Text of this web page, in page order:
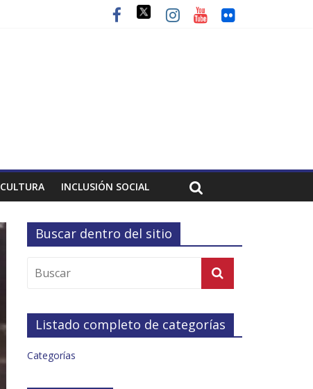
CULTURA INCLUSIÓN SOCIAL
Buscar dentro del sitio
Listado completo de categorías
Categorías